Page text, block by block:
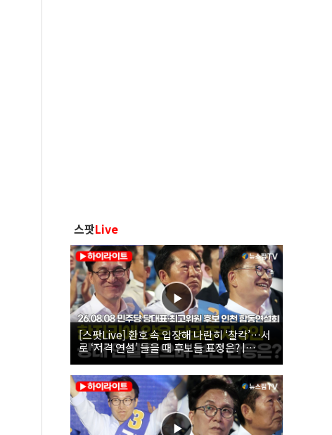
스팟Live
[스팟Live] 환호 속 입장해 나란히 ‘찰칵’…서
로 ‘저격 연설’ 들을 때 후보들 표정은? |
26.08.08 더불어민주당 당대표·최고위원 후
보 인천 합동연설회